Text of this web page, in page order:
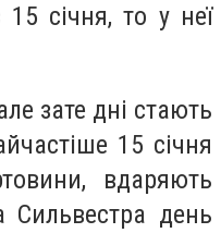
15 січня, то у неї
зате дні стають
15 січня
вдаряють
день